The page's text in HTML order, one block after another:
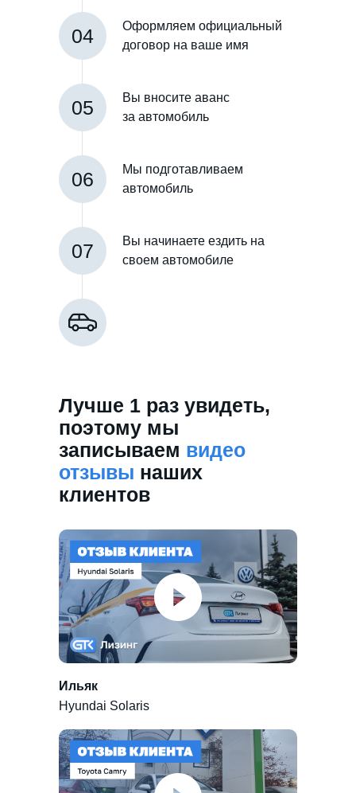
04
Оформляем официальный
договор на ваше имя
05
Вы вносите аванс
за автомобиль
06
Мы подготавливаем
автомобиль
07
Вы начинаете ездить на
своем автомобиле
Лучше 1 раз увидеть,
поэтому мы
записываем видео
отзывы наших
клиентов
Ильяк
Hyundai Solaris